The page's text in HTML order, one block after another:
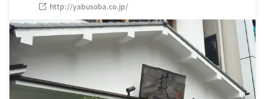
http://yabusoba.co.jp/